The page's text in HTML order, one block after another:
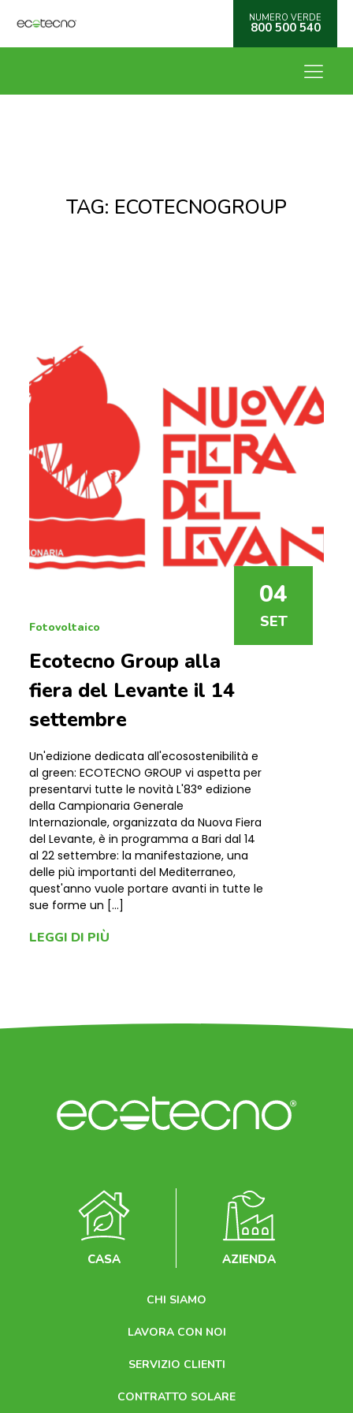
NUMERO VERDE
800 500 540
TAG: ECOTECNOGROUP
04
SET
Fotovoltaico
Ecotecno Group alla
fiera del Levante il 14
settembre
Un'edizione dedicata all'ecosostenibilità e
al green: ECOTECNO GROUP vi aspetta per
presentarvi tutte le novità L'83° edizione
della Campionaria Generale
Internazionale, organizzata da Nuova Fiera
del Levante, è in programma a Bari dal 14
al 22 settembre: la manifestazione, una
delle più importanti del Mediterraneo,
quest'anno vuole portare avanti in tutte le
sue forme un […]
LEGGI DI PIÙ
CHI SIAMO
LAVORA CON NOI
SERVIZIO CLIENTI
CONTRATTO SOLARE
CASA AZIENDA